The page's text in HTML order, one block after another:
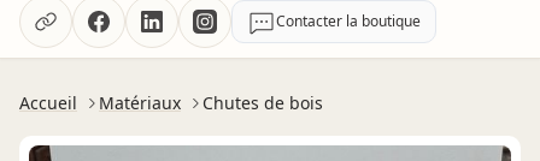
Contacter la boutique
Accueil Matériaux Chutes de bois